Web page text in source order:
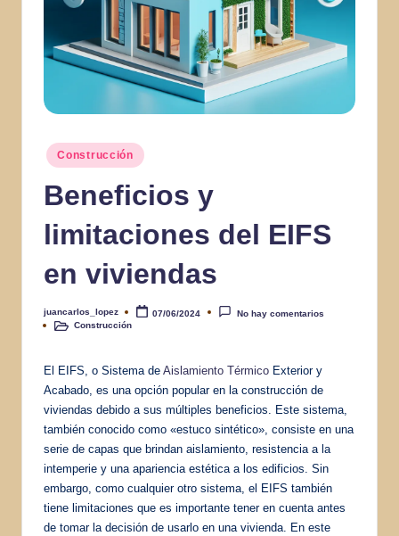
Publicado
en
Construcción
Beneficios y
limitaciones del EIFS
en viviendas
Publicado
por
juancarlos_lopez 07/06/2024
No hay comentarios
PublicadoConstrucción
El EIFS, o Sistema de Aislamiento Térmico Exterior y
Acabado, es una opción popular en la construcción de
viviendas debido a sus múltiples beneficios. Este sistema,
también conocido como «estuco sintético», consiste en una
serie de capas que brindan aislamiento, resistencia a la
intemperie y una apariencia estética a los edificios. Sin
embargo, como cualquier otro sistema, el EIFS también
tiene limitaciones que es importante tener en cuenta antes
de tomar la decisión de usarlo en una vivienda. En este